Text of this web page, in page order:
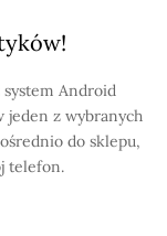
Android
jeden z wybranych
do sklepu,
telefon.